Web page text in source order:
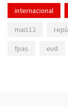
internacional
mai112
fpas eud